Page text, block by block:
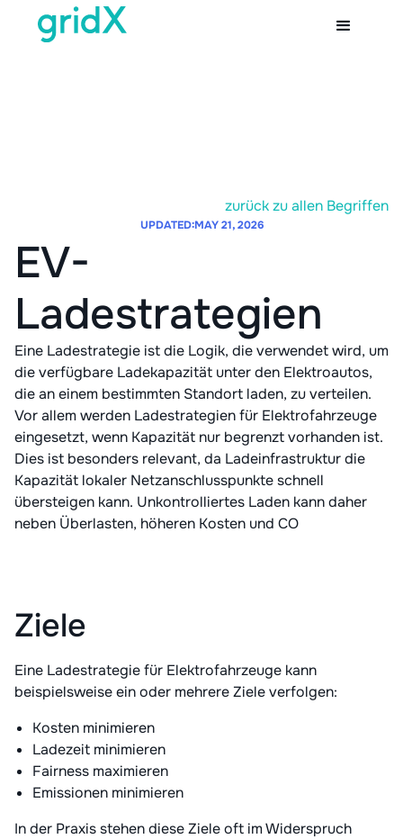
zurück zu allen Begriffen
UPDATED:MAY 21, 2026
EV-
Ladestrategien
Eine Ladestrategie ist die Logik, die verwendet wird, um
die verfügbare Ladekapazität unter den Elektroautos,
die an einem bestimmten Standort laden, zu verteilen.
Vor allem werden Ladestrategien für Elektrofahrzeuge
eingesetzt, wenn Kapazität nur begrenzt vorhanden ist.
Dies ist besonders relevant, da Ladeinfrastruktur die
Kapazität lokaler Netzanschlusspunkte schnell
übersteigen kann. Unkontrolliertes Laden kann daher
neben Überlasten, höheren Kosten und CO
Ziele
Eine Ladestrategie für Elektrofahrzeuge kann
beispielsweise ein oder mehrere Ziele verfolgen:
Kosten minimieren
Ladezeit minimieren
Fairness maximieren
Emissionen minimieren
In der Praxis stehen diese Ziele oft im Widerspruch